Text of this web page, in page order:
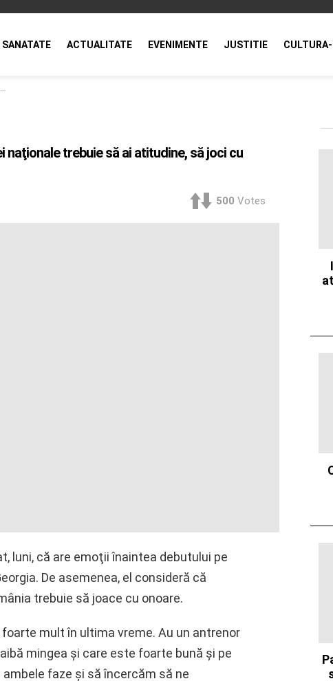
SANATATE ACTUALITATE EVENIMENTE JUSTITIE
naţionale trebuie să ai atitudine, să joci cu
500 Votes
luni, că are emoţii înaintea debutului pe
De asemenea, el consideră că
trebuie să joace cu onoare.
mult în ultima vreme. Au un antrenor
mingea şi care este foarte bună şi pe
faze şi să încercăm să ne